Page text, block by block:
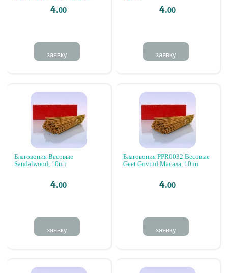
4.00
заявку
4.00
заявку
Благовония Весовые
Sandalwood, 10шт
4.00
заявку
Благовония PPR0032 Весовые
Geet Govind Масала, 10шт
4.00
заявку